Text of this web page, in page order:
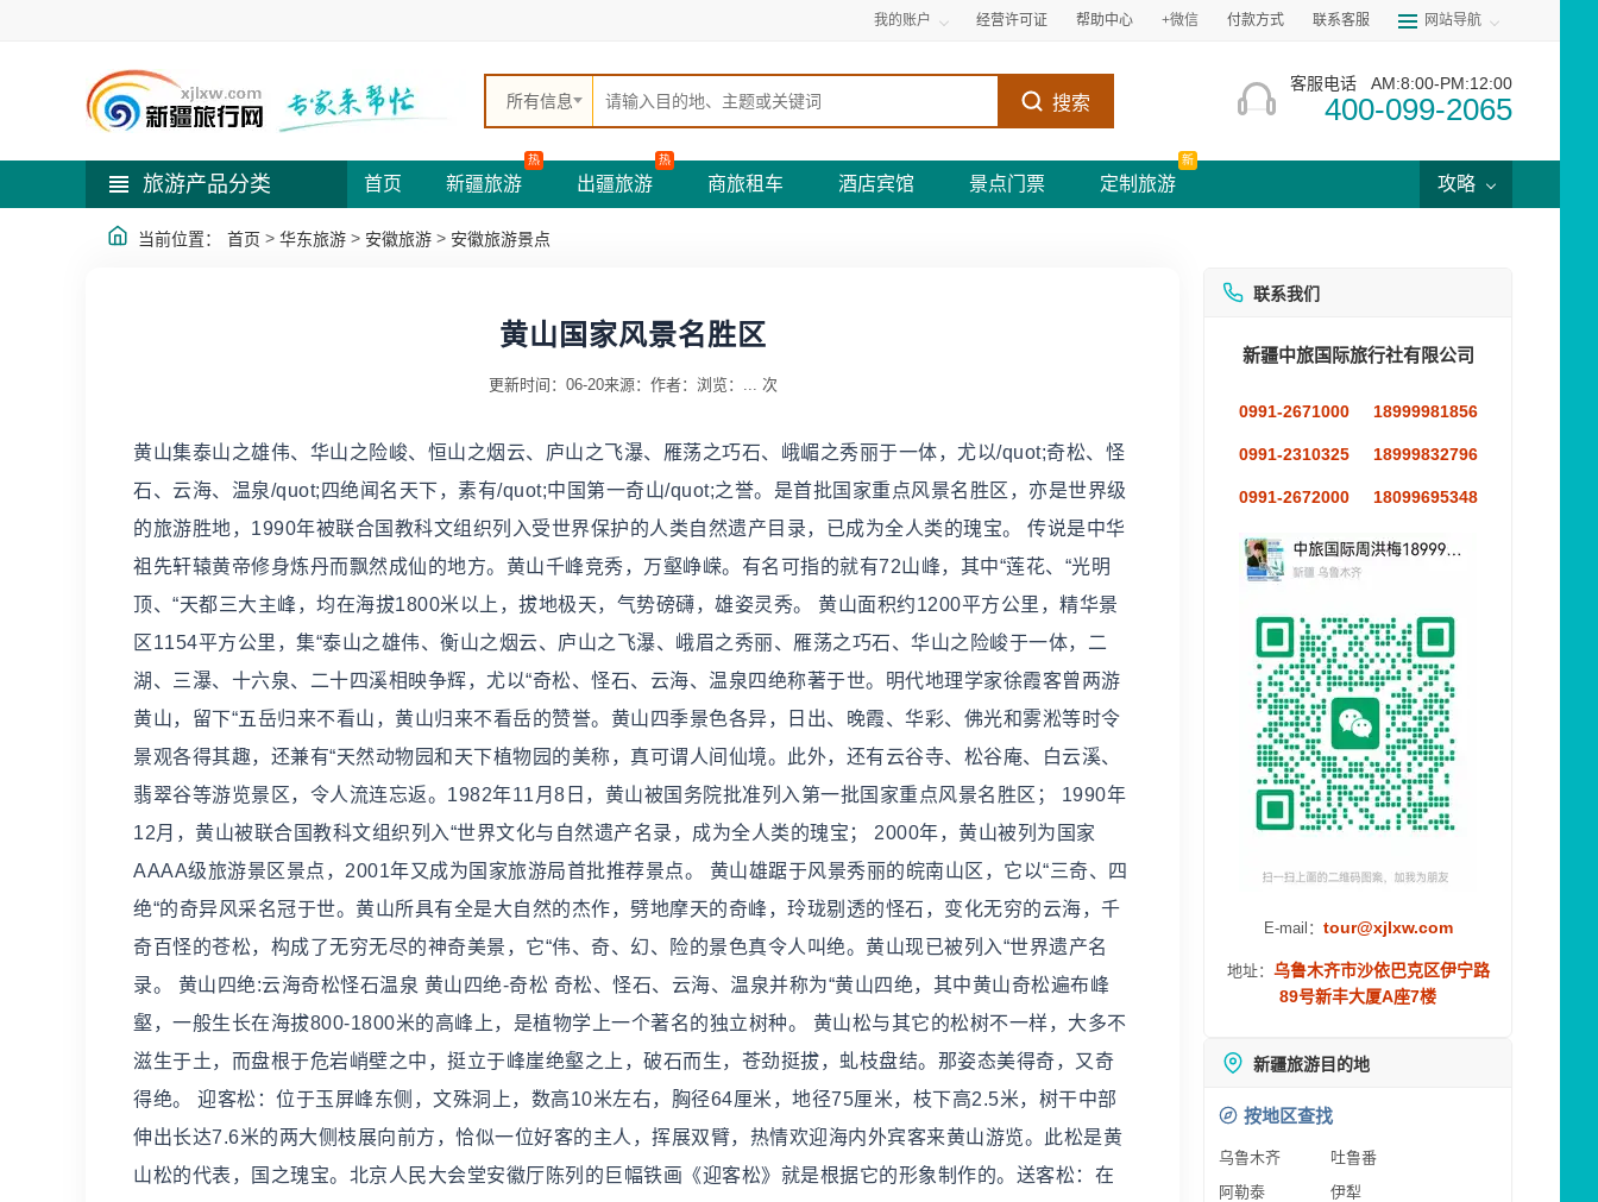
我的账户 经营许可证 帮助中心 +微信 付款方式 联系客服 网站导航
所有信息 搜索
客服电话 AM:8:00-PM:12:00
400-099-2065
旅游产品分类 首页 新疆旅游
热
出疆旅游
热
商旅租车 酒店宾馆 景点门票 定制旅游
新
攻略
当前位置： 首页 > 华东旅游 > 安徽旅游 > 安徽旅游景点
黄山国家风景名胜区
更新时间：06-20来源： 作者： 浏览： ... 次
黄山集泰山之雄伟、华山之险峻、恒山之烟云、庐山之飞瀑、雁荡之巧石、峨嵋之秀丽于一体，尤以/quot;奇松、怪
石、云海、温泉/quot;四绝闻名天下，素有/quot;中国第一奇山/quot;之誉。是首批国家重点风景名胜区，亦是世界级
的旅游胜地，1990年被联合国教科文组织列入受世界保护的人类自然遗产目录，已成为全人类的瑰宝。 传说是中华
祖先轩辕黄帝修身炼丹而飘然成仙的地方。黄山千峰竞秀，万壑峥嵘。有名可指的就有72山峰，其中“莲花、“光明
顶、“天都三大主峰，均在海拔1800米以上，拔地极天，气势磅礴，雄姿灵秀。 黄山面积约1200平方公里，精华景
区1154平方公里，集“泰山之雄伟、衡山之烟云、庐山之飞瀑、峨眉之秀丽、雁荡之巧石、华山之险峻于一体，二
湖、三瀑、十六泉、二十四溪相映争辉，尤以“奇松、怪石、云海、温泉四绝称著于世。明代地理学家徐霞客曾两游
黄山，留下“五岳归来不看山，黄山归来不看岳的赞誉。黄山四季景色各异，日出、晚霞、华彩、佛光和雾淞等时令
景观各得其趣，还兼有“天然动物园和天下植物园的美称，真可谓人间仙境。此外，还有云谷寺、松谷庵、白云溪、
翡翠谷等游览景区，令人流连忘返。1982年11月8日，黄山被国务院批准列入第一批国家重点风景名胜区； 1990年
12月，黄山被联合国教科文组织列入“世界文化与自然遗产名录，成为全人类的瑰宝； 2000年，黄山被列为国家
AAAA级旅游景区景点，2001年又成为国家旅游局首批推荐景点。 黄山雄踞于风景秀丽的皖南山区，它以“三奇、四
绝“的奇异风采名冠于世。黄山所具有全是大自然的杰作，劈地摩天的奇峰，玲珑剔透的怪石，变化无穷的云海，千
奇百怪的苍松，构成了无穷无尽的神奇美景，它“伟、奇、幻、险的景色真令人叫绝。黄山现已被列入“世界遗产名
录。 黄山四绝:云海奇松怪石温泉 黄山四绝-奇松 奇松、怪石、云海、温泉并称为“黄山四绝，其中黄山奇松遍布峰
壑，一般生长在海拔800-1800米的高峰上，是植物学上一个著名的独立树种。 黄山松与其它的松树不一样，大多不
滋生于土，而盘根于危岩峭壁之中，挺立于峰崖绝壑之上，破石而生，苍劲挺拔，虬枝盘结。那姿态美得奇，又奇
得绝。 迎客松：位于玉屏峰东侧，文殊洞上，数高10米左右，胸径64厘米，地径75厘米，枝下高2.5米，树干中部
伸出长达7.6米的两大侧枝展向前方，恰似一位好客的主人，挥展双臂，热情欢迎海内外宾客来黄山游览。此松是黄
山松的代表，国之瑰宝。北京人民大会堂安徽厅陈列的巨幅铁画《迎客松》就是根据它的形象制作的。送客松：在
联系我们
新疆中旅国际旅行社有限公司
0991-2671000 18999981856
0991-2310325 18999832796
0991-2672000 18099695348
E-mail： tour@xjlxw.com
地址： 乌鲁木齐市沙依巴克区伊宁路
89号新丰大厦A座7楼
新疆旅游目的地
按地区查找
乌鲁木齐
吐鲁番
阿勒泰
伊犁